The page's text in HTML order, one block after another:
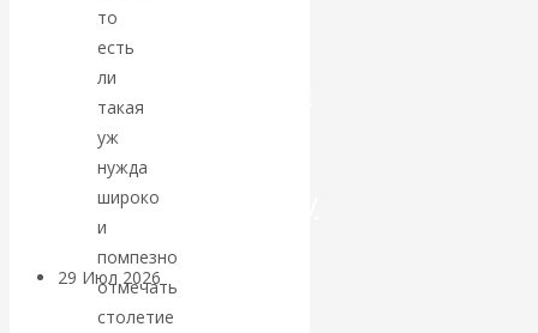
интеллект —
революционный
переход к
посткапитализму
29 Июл 2026
то
есть
ли
такая
уж
нужда
широко
и
помпезно
отмечать
столетие